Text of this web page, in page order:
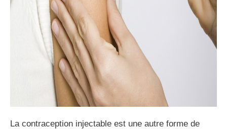
La contraception injectable est une autre forme de